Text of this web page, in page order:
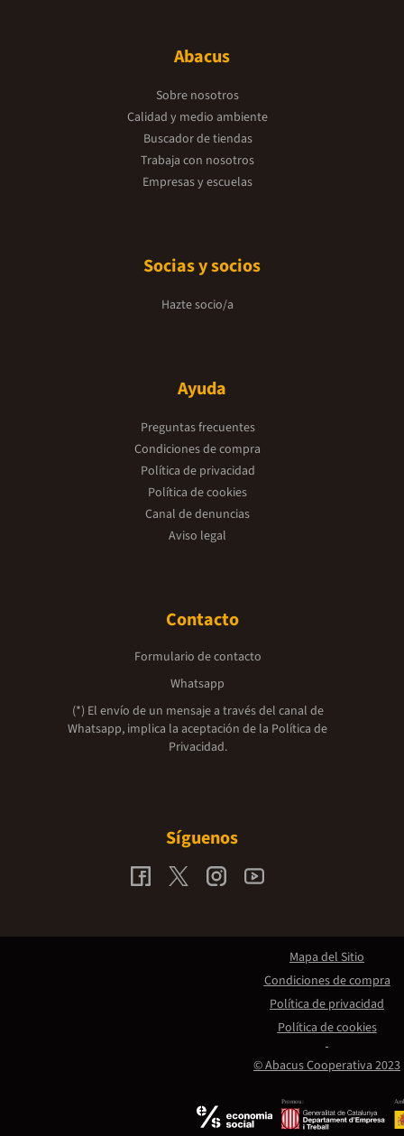
Abacus
Sobre nosotros
Calidad y medio ambiente
Buscador de tiendas
Trabaja con nosotros
Empresas y escuelas
Socias y socios
Hazte socio/a
Ayuda
Preguntas frecuentes
Condiciones de compra
Política de privacidad
Política de cookies
Canal de denuncias
Aviso legal
Contacto
Formulario de contacto
Whatsapp
(*) El envío de un mensaje a través del canal de
Whatsapp, implica la aceptación de la Política de
Privacidad.
Síguenos
Promou:
© Abacus Cooperativa 2023
Mapa del Sitio
Condiciones de compra
Política de privacidad
Política de cookies